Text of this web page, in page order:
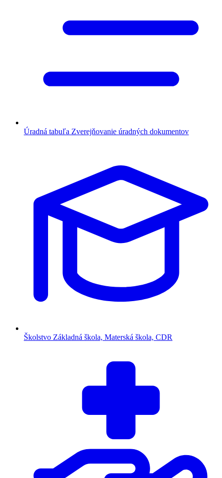
Úradná tabuľa Zverejňovanie úradných dokumentov
Školstvo Základná škola, Materská škola, CDR